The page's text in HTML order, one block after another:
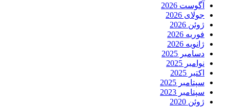
آگوست 2026
جولای 2026
ژوئن 2026
فوریه 2026
ژانویه 2026
دسامبر 2025
نوامبر 2025
اکتبر 2025
سپتامبر 2025
سپتامبر 2023
ژوئن 2020